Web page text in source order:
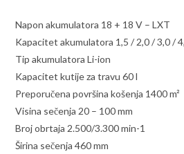
Napon akumulatora 18 + 18 V – LXT
Kapacitet akumulatora 1,5 / 2,0 / 3,0 /
Tip akumulatora Li-ion
Kapacitet kutije za travu 60 l
Preporučena površina košenja 1400 m²
Visina sečenja 20 – 100 mm
Broj obrtaja 2.500/3.300 min-1
Širina sečenja 460 mm